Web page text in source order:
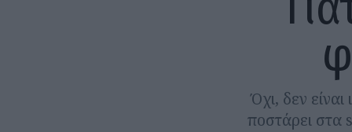
Όχι, δεν
ποστάρει στα